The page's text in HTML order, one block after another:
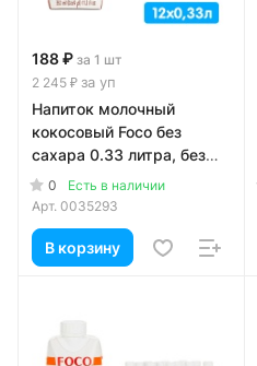
188 ₽ за 1 шт
2 245 ₽ за уп
Напиток молочный
кокосовый Foco без
сахара 0.33 литра, без
газа, тетра-пак, 12 шт. в
уп.
0
Есть в наличии
Арт. 0035293
В корзину